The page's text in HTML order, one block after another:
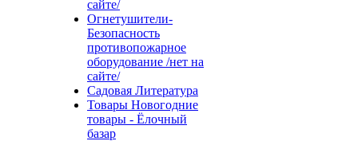
сайте/
Огнетушители-
Безопасность
противопожарное
оборудование /нет на
сайте/
Садовая Литература
Товары Новогодние
товары - Ёлочный
базар